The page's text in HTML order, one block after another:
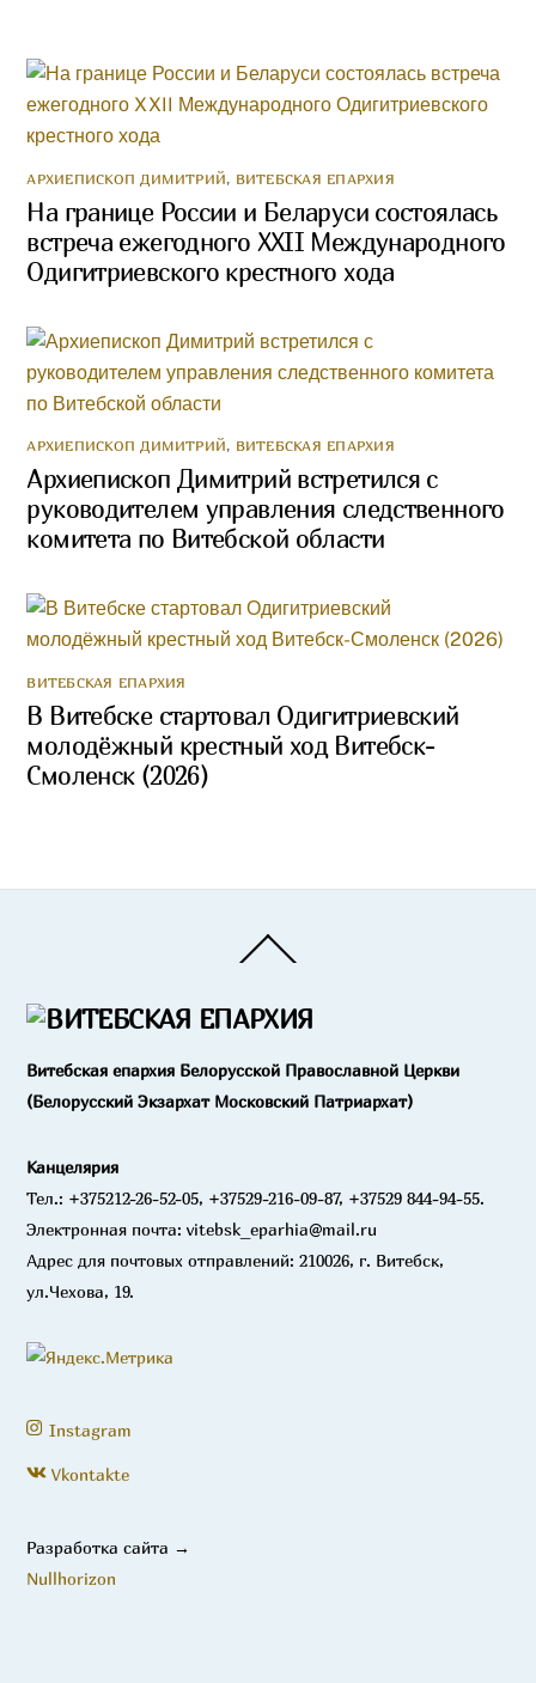
АРХИЕПИСКОП ДИМИТРИЙ, ВИТЕБСКАЯ ЕПАРХИЯ
На границе России и Беларуси состоялась
встреча ежегодного XXII Международного
Одигитриевского крестного хода
АРХИЕПИСКОП ДИМИТРИЙ, ВИТЕБСКАЯ ЕПАРХИЯ
Архиепископ Димитрий встретился с
руководителем управления следственного
комитета по Витебской области
ВИТЕБСКАЯ ЕПАРХИЯ
В Витебске стартовал Одигитриевский
молодёжный крестный ход Витебск-
Смоленск (2026)
To
Витебская епархия Белорусской Православной Церкви
(Белорусский Экзархат Московский Патриархат)
Канцелярия
Тел.: +375212-26-52-05, +37529-216-09-87, +37529 844-94-55.
Электронная почта: vitebsk_eparhia@mail.ru
Адрес для почтовых отправлений: 210026, г. Витебск,
ул.Чехова, 19.
Instagram
Vkontakte
Разработка сайта →
Nullhorizon